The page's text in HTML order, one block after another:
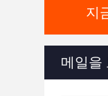
지
메일을